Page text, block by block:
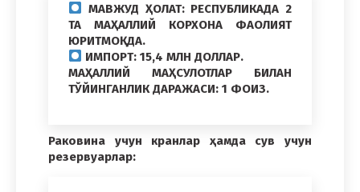
МАВЖУД ҲОЛАТ: РЕСПУБЛИКАДА 2
ТА МАҲАЛЛИЙ КОРХОНА ФАОЛИЯТ
ЮРИТМОҚДА.
ИМПОРТ: 15,4 МЛН ДОЛЛАР.
МАҲАЛЛИЙ МАҲСУЛОТЛАР БИЛАН
ТЎЙИНГАНЛИК ДАРАЖАСИ: 1 ФОИЗ.
Раковина учун кранлар ҳамда сув учун
резервуарлар: